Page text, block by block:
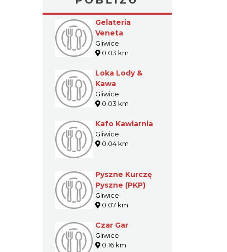
GASTRONOMIA W
Gelateria
Veneta
Gliwice
Loka Lody &
Kawa
Kafo Kawiarnia
Gliwice
0.04 km
Pyszne Kurczę
Pyszne (PKP)